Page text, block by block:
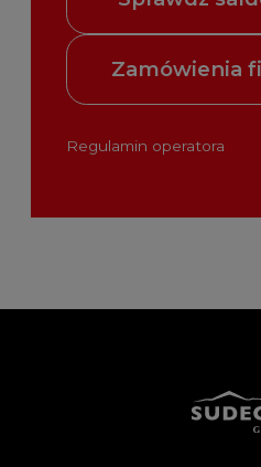
Zamówienia
Regulamin operatora